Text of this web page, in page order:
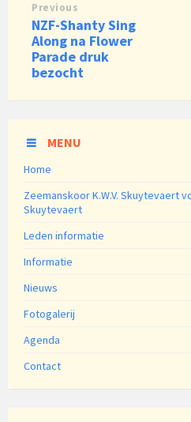
Previous
NZF-Shanty Sing
Along na Flower
Parade druk
bezocht
MENU
Home
Zeemanskoor K.W.V. Skuytevaert
Skuytevaert
Leden informatie
Informatie
Nieuws
Fotogalerij
Agenda
Contact